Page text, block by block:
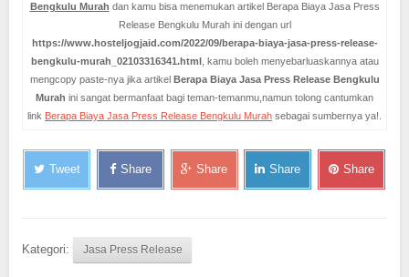
Bengkulu Murah dan kamu bisa menemukan artikel Berapa Biaya Jasa Press
Release Bengkulu Murah ini dengan url
https://www.hosteljogjaid.com/2022/09/berapa-biaya-jasa-press-release-
bengkulu-murah_02103316341.html, kamu boleh menyebarluaskannya atau
mengcopy paste-nya jika artikel Berapa Biaya Jasa Press Release Bengkulu
Murah ini sangat bermanfaat bagi teman-temanmu,namun tolong cantumkan
link Berapa Biaya Jasa Press Release Bengkulu Murah sebagai sumbernya ya!.
Tweet Share Share Share Share
Kategori: Jasa Press Release